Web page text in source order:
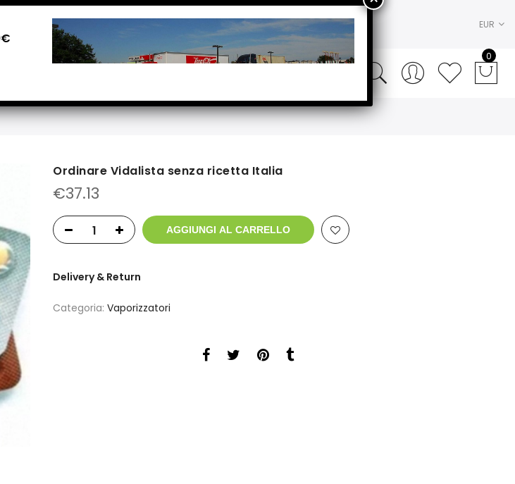
Via Guizza Conselvana, 38a
automatico cannabis H24
EUR
0
Ordinare Vidalista senza ricetta Italia
€37.13
AGGIUNGI AL CARRELLO
Delivery & Return
Categoria: Vaporizzatori